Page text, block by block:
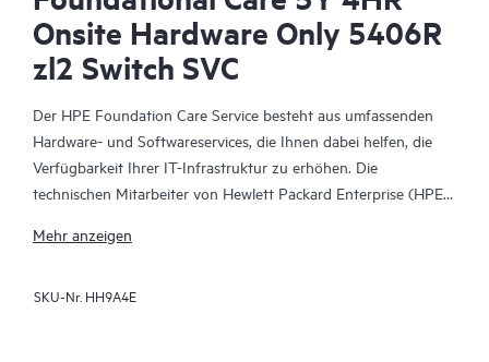
Onsite Hardware Only 5406R
zl2 Switch SVC
Der HPE Foundation Care Service besteht aus umfassenden
Hardware- und Softwareservices, die Ihnen dabei helfen, die
Verfügbarkeit Ihrer IT-Infrastruktur zu erhöhen. Die
technischen Mitarbeiter von Hewlett Packard Enterprise (HPE)
Behebung von Hardware- und Softwareproblemen zu
ausgewählter anderer Anbieter auftreten.
Mehr anzeigen
SKU-Nr. HH9A4E